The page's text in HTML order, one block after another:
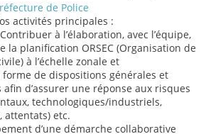
de Police
activités principales :
à l’élaboration, avec l’équipe,
la planification ORSEC (Organisation de
à l’échelle zonale et
de dispositions générales et
d’assurer une réponse aux risques
technologiques/industriels,
attentats) etc.
d’une démarche collaborative